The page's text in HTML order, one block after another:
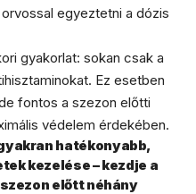
egyeztetni a dózis
gyakorlat: sokan csak a
Ez esetben
fontos a szezon előtti
védelem érdekében.
hatékonyabb,
kezelése – kezdje a
előtt néhány